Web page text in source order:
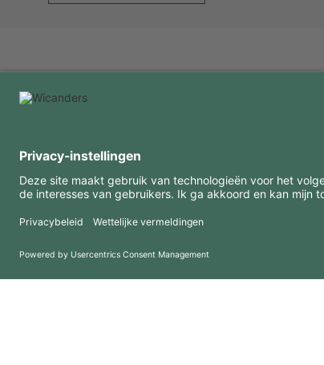
FAQ
Gebruiksvoorwaarden
Privacybeleid
Downloads
Copyright 2026 © Amorim Cork Solutions. All rights reserved.